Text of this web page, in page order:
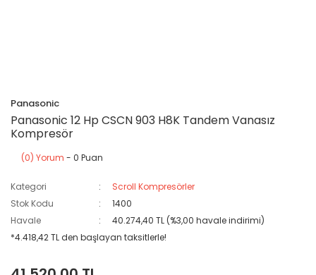
Panasonic
Panasonic 12 Hp CSCN 903 H8K Tandem Vanasız
Kompresör
(0) Yorum - 0 Puan
Kategori
Scroll Kompresörler
Stok Kodu
1400
Havale
40.274,40 TL (%3,00 havale indirimi)
*4.418,42 TL den başlayan taksitlerle!